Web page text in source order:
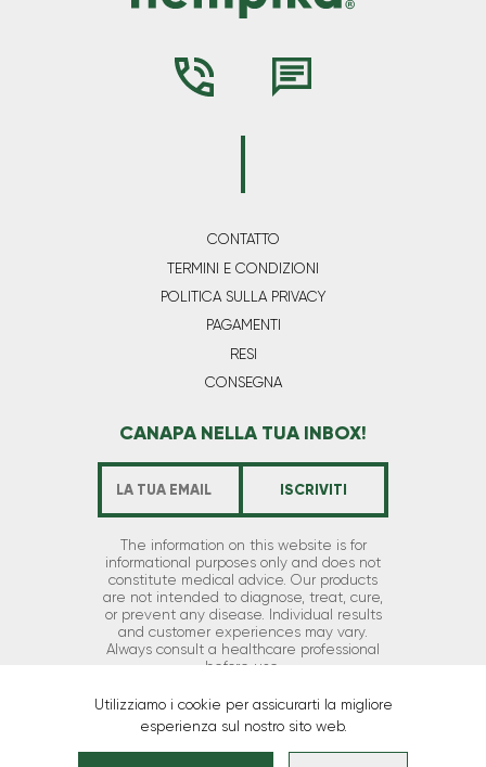
CONTATTO
TERMINI E CONDIZIONI
POLITICA SULLA PRIVACY
PAGAMENTI
RESI
CONSEGNA
CANAPA NELLA TUA INBOX!
The information on this website is for
informational purposes only and does not
constitute medical advice. Our products
are not intended to diagnose, treat, cure,
or prevent any disease. Individual results
and customer experiences may vary.
Always consult a healthcare professional
before use.
Utilizziamo i cookie per assicurarti la migliore
esperienza sul nostro sito web.